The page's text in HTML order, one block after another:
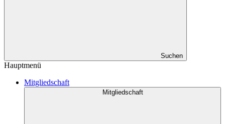
Suchen
Hauptmenü
Mitgliedschaft
Mitgliedschaft